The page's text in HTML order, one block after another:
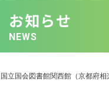
お知らせ
NEWS
国立国会図書館関西館（京都府